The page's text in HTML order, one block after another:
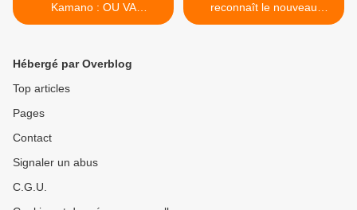
Kamano : OU VA
L'AFRIQUE
reconnaît le nouveau
président du Venezuela
Hébergé par Overblog
Top articles
Pages
Contact
Signaler un abus
C.G.U.